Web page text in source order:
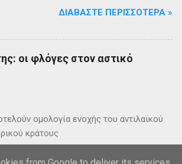
ΔΙΑΒΆΣΤΕ ΠΕΡΙΣΣΌΤΕΡΑ »
οι φλόγες στον αστικό
ομολογία ενοχής του αντιλαϊκού
κράτους
ΔΙΑΒΆΣΤΕ ΠΕΡΙΣΣΌΤΕΡΑ »